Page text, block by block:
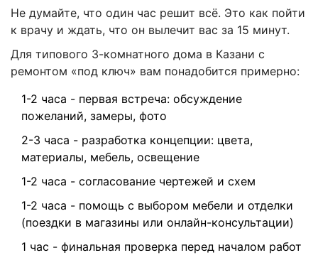
Не думайте, что один час решит всё. Это как пойти
к врачу и ждать, что он вылечит вас за 15 минут.
Для типового 3-комнатного дома в Казани с
ремонтом «под ключ» вам понадобится примерно:
1-2 часа - первая встреча: обсуждение
пожеланий, замеры, фото
2-3 часа - разработка концепции: цвета,
материалы, мебель, освещение
1-2 часа - согласование чертежей и схем
1-2 часа - помощь с выбором мебели и отделки
(поездки в магазины или онлайн-консультации)
1 час - финальная проверка перед началом работ